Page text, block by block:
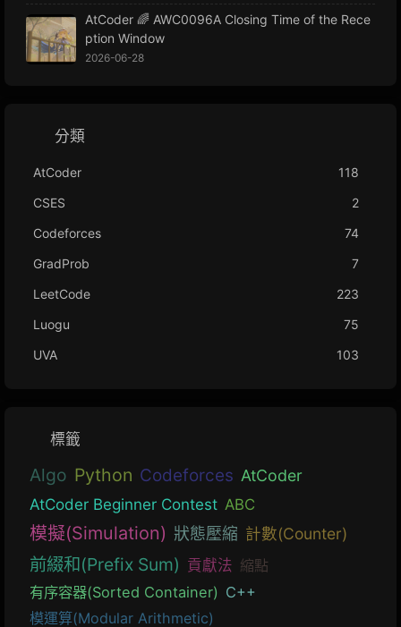
AtCoder 🌈 AWC0096A Closing Time of the Rece
ption Window
2026-06-28
分類
AtCoder
118
CSES
2
Codeforces
74
GradProb
7
LeetCode
223
Luogu
75
UVA
103
標籤
Algo Python Codeforces AtCoder
AtCoder Beginner Contest ABC
模擬(Simulation) 狀態壓縮 計數(Counter)
前綴和(Prefix Sum) 貢獻法 縮點
有序容器(Sorted Container) C++
模運算(Modular Arithmetic)